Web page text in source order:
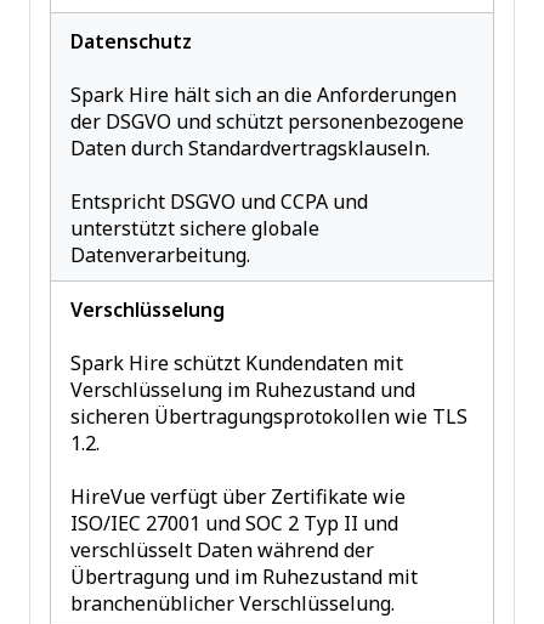
Datenschutz
Spark Hire hält sich an die Anforderungen
der DSGVO und schützt personenbezogene
Daten durch Standardvertragsklauseln.
Entspricht DSGVO und CCPA und
unterstützt sichere globale
Datenverarbeitung.
Verschlüsselung
Spark Hire schützt Kundendaten mit
Verschlüsselung im Ruhezustand und
sicheren Übertragungsprotokollen wie TLS
1.2.
HireVue verfügt über Zertifikate wie
ISO/IEC 27001 und SOC 2 Typ II und
verschlüsselt Daten während der
Übertragung und im Ruhezustand mit
branchenüblicher Verschlüsselung.